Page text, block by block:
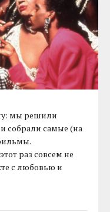
мы решили
собрали самые (на
раз совсем не
с любовью и